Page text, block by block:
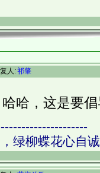
人:祁肇
哈，这是要
绿柳蝶花心自